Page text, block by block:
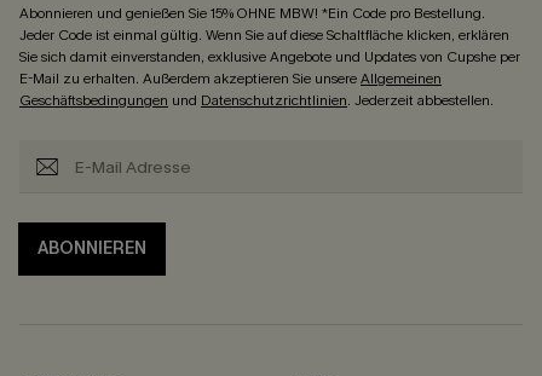
Abonnieren und genießen Sie 15% OHNE MBW! *Ein Code pro Bestellung.
Jeder Code ist einmal gültig. Wenn Sie auf diese Schaltfläche klicken, erklären
Sie sich damit einverstanden, exklusive Angebote und Updates von Cupshe per
E-Mail zu erhalten. Außerdem akzeptieren Sie unsereAllgemeinen
Geschäftsbedingungen und Datenschutzrichtlinien. Jederzeit abbestellen.
ABONNIEREN